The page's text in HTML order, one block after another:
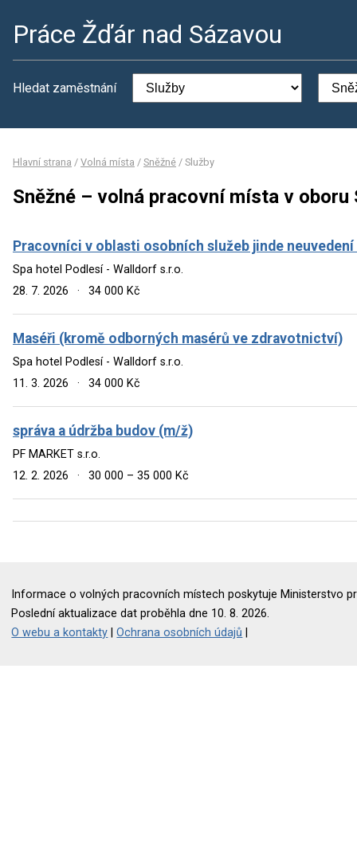
Práce Žďár nad Sázavou
Hledat zaměstnání
Hlavní strana / Volná místa / Sněžné / Služby
Sněžné – volná pracovní místa v oboru
Pracovníci v oblasti osobních služeb jinde
Spa hotel Podlesí - Walldorf s.r.o.
28. 7. 2026
· 34 000 Kč
Maséři (kromě odborných masérů ve zdravotnictví)
Spa hotel Podlesí - Walldorf s.r.o.
11. 3. 2026
· 34 000 Kč
správa a údržba budov (m/ž)
PF MARKET s.r.o.
12. 2. 2026
· 30 000 – 35 000 Kč
Informace o volných pracovních místech poskytuje Ministerstvo
Poslední aktualizace dat proběhla dne 10. 8. 2026.
O webu a kontakty |Ochrana osobních údajů